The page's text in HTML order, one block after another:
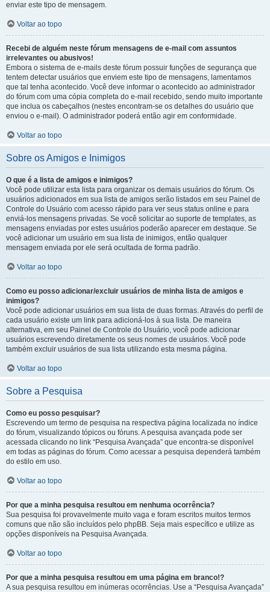
enviar este tipo de mensagem.
Voltar ao topo
Recebi de alguém neste fórum mensagens de e-mail com assuntos
irrelevantes ou abusivos!
Embora o sistema de e-mails deste fórum possuir funções de segurança que
tentem detectar usuários que enviem este tipo de mensagens, lamentamos
que tal tenha acontecido. Você deve informar o acontecido ao administrador
do fórum com uma cópia completa do e-mail recebido, sendo muito importante
que inclua os cabeçalhos (nestes encontram-se os detalhes do usuário que
enviou o e-mail). O administrador poderá então agir em conformidade.
Voltar ao topo
Sobre os Amigos e Inimigos
O que é a lista de amigos e inimigos?
Você pode utilizar esta lista para organizar os demais usuários do fórum. Os
usuários adicionados em sua lista de amigos serão listados em seu Painel de
Controle do Usuário com acesso rápido para ver seus status online e para
enviá-los mensagens privadas. Se você solicitar ao suporte de templates, as
mensagens enviadas por estes usuários poderão aparecer em destaque. Se
você adicionar um usuário em sua lista de inimigos, então qualquer
mensagem enviada por ele será ocultada de forma padrão.
Voltar ao topo
Como eu posso adicionar/excluir usuários de minha lista de amigos e
inimigos?
Você pode adicionar usuários em sua lista de duas formas. Através do perfil de
cada usuário existe um link para adicioná-los à sua lista. De maneira
alternativa, em seu Painel de Controle do Usuário, você pode adicionar
usuários escrevendo diretamente os seus nomes de usuários. Você pode
também excluir usuários de sua lista utilizando esta mesma página.
Voltar ao topo
Sobre a Pesquisa
Como eu posso pesquisar?
Escrevendo um termo de pesquisa na respectiva página localizada no índice
do fórum, visualizando tópicos ou fóruns. A pesquisa avançada pode ser
acessada clicando no link “Pesquisa Avançada” que encontra-se disponível
em todas as páginas do fórum. Como acessar a pesquisa dependerá também
do estilo em uso.
Voltar ao topo
Por que a minha pesquisa resultou em nenhuma ocorrência?
Sua pesquisa foi provavelmente muito vaga e foram escritos muitos termos
comuns que não são incluídos pelo phpBB. Seja mais específico e utilize as
opções disponíveis na Pesquisa Avançada.
Voltar ao topo
Por que a minha pesquisa resultou em uma página em branco!?
A sua pesquisa resultou em inúmeras ocorrências. Use a “Pesquisa Avançada”